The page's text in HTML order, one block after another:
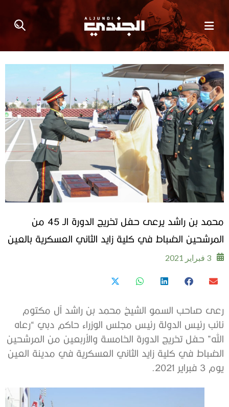
محمد بن راشد يرعى حفل تخريج الدورة الـ 45 من
المرشحين الضباط في كلية زايد الثاني العسكرية بالعين
3 فبراير 2021
رعى صاحب السمو الشيخ محمد بن راشد آل مكتوم
نائب رئيس الدولة رئيس مجلس الوزراء حاكم دبي “رعاه
الله” حفل تخريج الدورة الخامسة والأربعين من المرشحين
الضباط في كلية زايد الثاني العسكرية في مدينة العين
يوم 3 فبراير 2021.